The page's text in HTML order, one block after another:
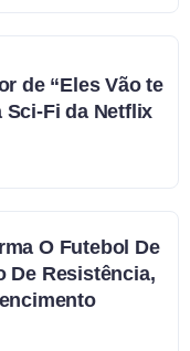
de “Eles Vão te
Sci-Fi da Netflix
O Futebol De
De Resistência,